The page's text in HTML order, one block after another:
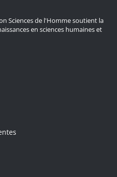
Sciences de l'Homme soutient la
en sciences humaines et